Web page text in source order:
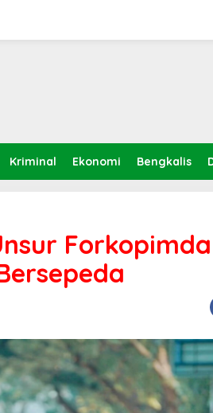
Kriminal Ekonomi Bengkalis
Forkopimda